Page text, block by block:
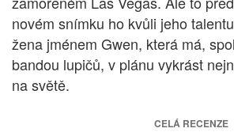
novém snímku ho kvůli jeho
žena jménem Gwen, která má,
bandou lupičů, v plánu vykrást
na světě.
CELÁ RECENZE